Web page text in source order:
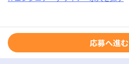
応募へ進む